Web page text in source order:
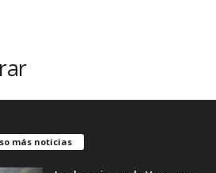
más noticias